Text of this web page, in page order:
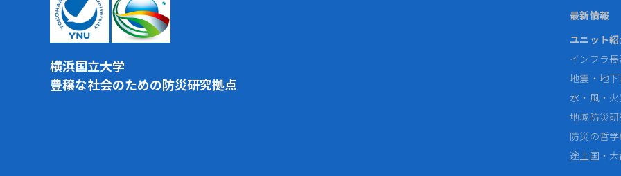
横浜国立大学
豊穣な社会のための防災研究拠点
最新情報
ユニット
インフラ
地震・地
水・風・
地域防災
防災の哲
途上国・